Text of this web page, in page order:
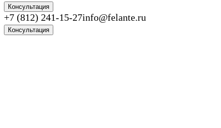
Консультация
+7 (812) 241-15-27info@felante.ru
Консультация